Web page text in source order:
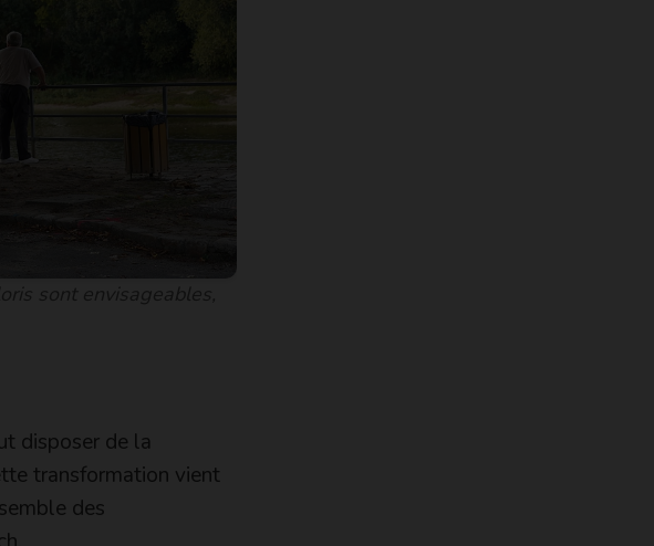
disposer de la
transformation vient
des